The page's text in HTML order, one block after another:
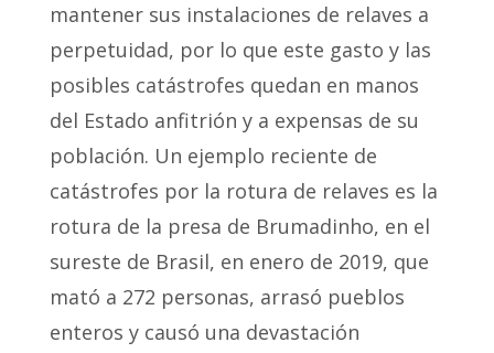
mantener sus instalaciones de relaves a
perpetuidad, por lo que este gasto y las
posibles catástrofes quedan en manos
del Estado anfitrión y a expensas de su
población. Un ejemplo reciente de
catástrofes por la rotura de relaves es la
rotura de la presa de Brumadinho, en el
sureste de Brasil, en enero de 2019, que
mató a 272 personas, arrasó pueblos
enteros y causó una devastación